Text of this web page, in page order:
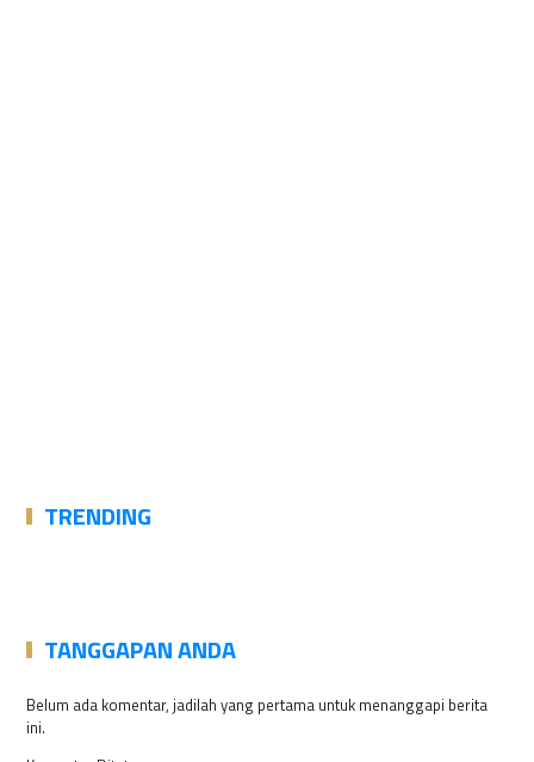
TRENDING
TANGGAPAN ANDA
Belum ada komentar, jadilah yang pertama untuk menanggapi berita
ini.